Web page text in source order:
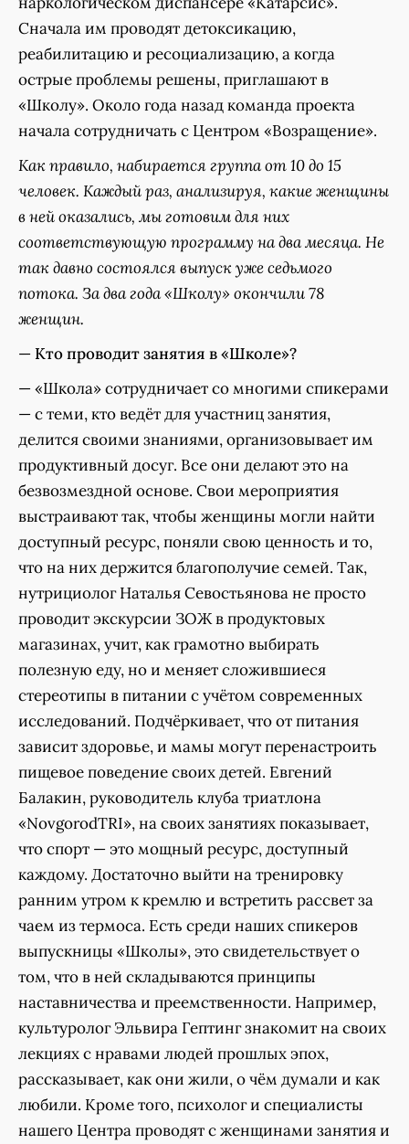
Сначала им проводят детоксикацию,
реабилитацию и ресоциализацию, а когда
острые проблемы решены, приглашают в
«Школу». Около года назад команда проекта
начала сотрудничать с Центром «Возращение».
Как правило, набирается группа от 10 до 15
человек. Каждый раз, анализируя, какие женщины
в ней оказались, мы готовим для них
соответствующую программу на два месяца. Не
так давно состоялся выпуск уже седьмого
потока. За два года «Школу» окончили 78
женщин.
— Кто проводит занятия в «Школе»?
— «Школа» сотрудничает со многими спикерами
— с теми, кто ведёт для участниц занятия,
делится своими знаниями, организовывает им
продуктивный досуг. Все они делают это на
безвозмездной основе. Свои мероприятия
выстраивают так, чтобы женщины могли найти
доступный ресурс, поняли свою ценность и то,
что на них держится благополучие семей. Так,
нутрициолог Наталья Севостьянова не просто
проводит экскурсии ЗОЖ в продуктовых
магазинах, учит, как грамотно выбирать
полезную еду, но и меняет сложившиеся
стереотипы в питании с учётом современных
исследований. Подчёркивает, что от питания
зависит здоровье, и мамы могут перенастроить
пищевое поведение своих детей. Евгений
Балакин, руководитель клуба триатлона
«NovgorodTRI», на своих занятиях показывает,
что спорт — это мощный ресурс, доступный
каждому. Достаточно выйти на тренировку
ранним утром к кремлю и встретить рассвет за
чаем из термоса. Есть среди наших спикеров
выпускницы «Школы», это свидетельствует о
том, что в ней складываются принципы
наставничества и преемственности. Например,
культуролог Эльвира Гептинг знакомит на своих
лекциях с нравами людей прошлых эпох,
рассказывает, как они жили, о чём думали и как
любили. Кроме того, психолог и специалисты
нашего Центра проводят с женщинами занятия и